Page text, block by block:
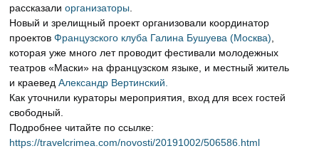
рассказалиорганизаторы.
Новый и зрелищный проект организовали координатор
проектовФранцузского клуба Галина Бушуева (Москва),
которая уже много лет проводит фестивали молодежных
театров «Маски» на французском языке, и местный житель
и краеведАлександр Вертинский.
Как уточнили кураторы мероприятия, вход для всех гостей
свободный.
Подробнее читайте по ссылке:
https://travelcrimea.com/novosti/20191002/506586.html